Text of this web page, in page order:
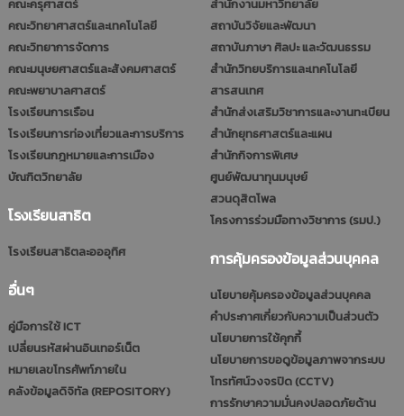
คณะครุศาสตร์
คณะวิทยาศาสตร์และเทคโนโลยี
คณะวิทยาการจัดการ
คณะมนุษยศาสตร์และสังคมศาสตร์
คณะพยาบาลศาสตร์
โรงเรียนการเรือน
โรงเรียนการท่องเที่ยวและการบริการ
โรงเรียนกฎหมายและการเมือง
บัณฑิตวิทยาลัย
โรงเรียนสาธิต
โรงเรียนสาธิตละอออุทิศ
อื่นๆ
คู่มือการใช้ ICT
เปลี่ยนรหัสผ่านอินเทอร์เน็ต
หมายเลขโทรศัพท์ภายใน
คลังข้อมูลดิจิทัล (REPOSITORY)
สำนักงานมหาวิทยาลัย
สถาบันวิจัยและพัฒนา
สถาบันภาษา ศิลปะ และวัฒนธรรม
สำนักวิทยบริการและเทคโนโลยี
สารสนเทศ
สำนักส่งเสริมวิชาการและงานทะเบียน
สำนักยุทธศาสตร์และแผน
สำนักกิจการพิเศษ
ศูนย์พัฒนาทุนมนุษย์
สวนดุสิตโพล
โครงการร่วมมือทางวิชาการ (รมป.)
การคุ้มครองข้อมูลส่วนบุคคล
นโยบายคุ้มครองข้อมูลส่วนบุคคล
คำประกาศเกี่ยวกับความเป็นส่วนตัว
นโยบายการใช้คุกกี้
นโยบายการขอดูข้อมูลภาพจากระบบ
โทรทัศน์วงจรปิด (CCTV)
การรักษาความมั่นคงปลอดภัยด้าน